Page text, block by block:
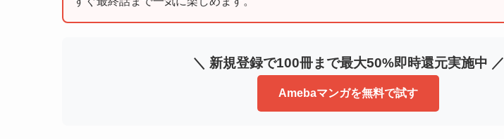
＼ 新規登録で100冊まで最大50%即時還元実施中 ／
Amebaマンガを無料で試す